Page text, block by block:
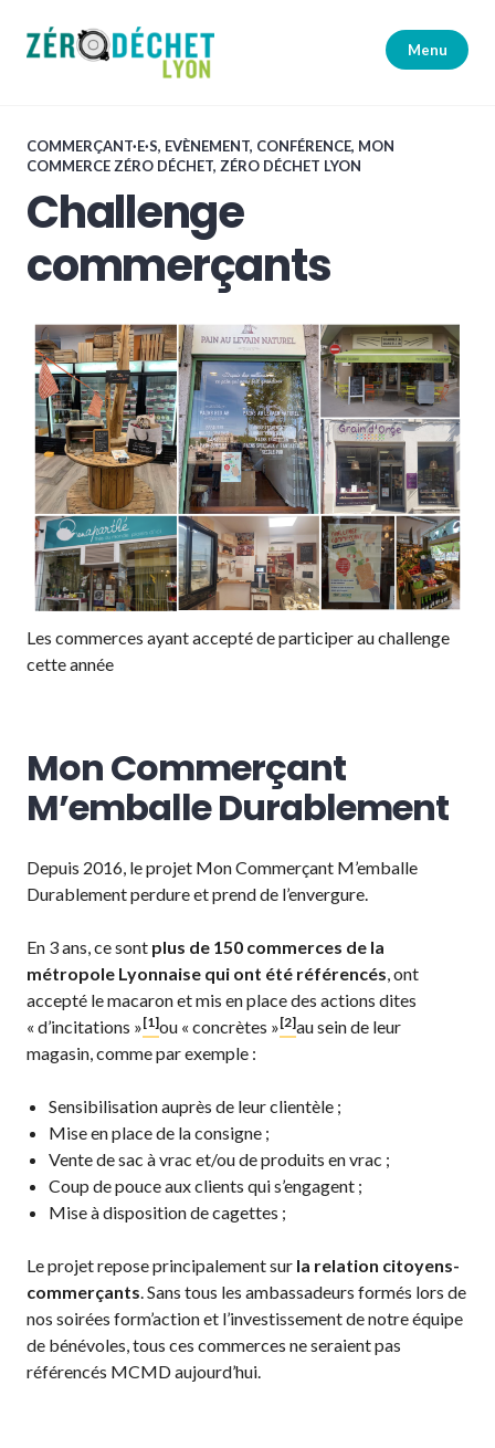
contenu
Menu
COMMERÇANT·E·S, EVÈNEMENT, CONFÉRENCE, MON
COMMERCE ZÉRO DÉCHET, ZÉRO DÉCHET LYON
Challenge
commerçants
Les commerces ayant accepté de participer au challenge
cette année
Mon Commerçant
M’emballe Durablement
Depuis 2016, le projet Mon Commerçant M’emballe
Durablement perdure et prend de l’envergure.
En 3 ans, ce sont plus de 150 commerces de la
métropole Lyonnaise qui ont été référencés , ont
accepté le macaron et mis en place des actions dites
« d’incitations »[1]ou « concrètes »[2]au sein de leur
magasin, comme par exemple :
Sensibilisation auprès de leur clientèle ;
Mise en place de la consigne ;
Vente de sac à vrac et/ou de produits en vrac ;
Coup de pouce aux clients qui s’engagent ;
Mise à disposition de cagettes ;
Le projet repose principalement sur la relation citoyens-
commerçants . Sans tous les ambassadeurs formés lors de
nos soirées form’action et l’investissement de notre équipe
de bénévoles, tous ces commerces ne seraient pas
référencés MCMD aujourd’hui.